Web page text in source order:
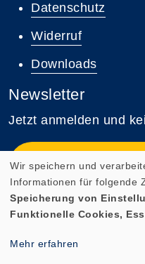
Datenschutz
Widerruf
Downloads
Newsletter
Jetzt anmelden und
Zum
Cookie Einstellungen
Wir speichern und
Informationen für folgende
Speicherung von
Funktionelle Cookies,
Mehr erfahren